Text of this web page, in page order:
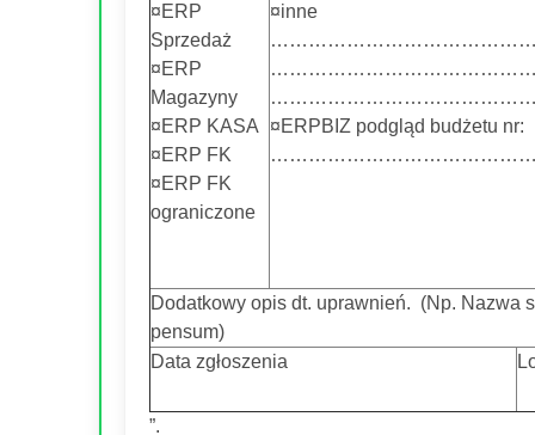
¤ERP
Sprzedaż
¤ERP
Magazyny
¤ERP KASA
¤ERP FK
¤ERP FK
ograniczone
¤inne
¤ERPBIZ podgląd budżetu nr:
Dodatkowy opis dt. uprawnień. (Np. Nazwa
pensum)
Data zgłoszenia
”.